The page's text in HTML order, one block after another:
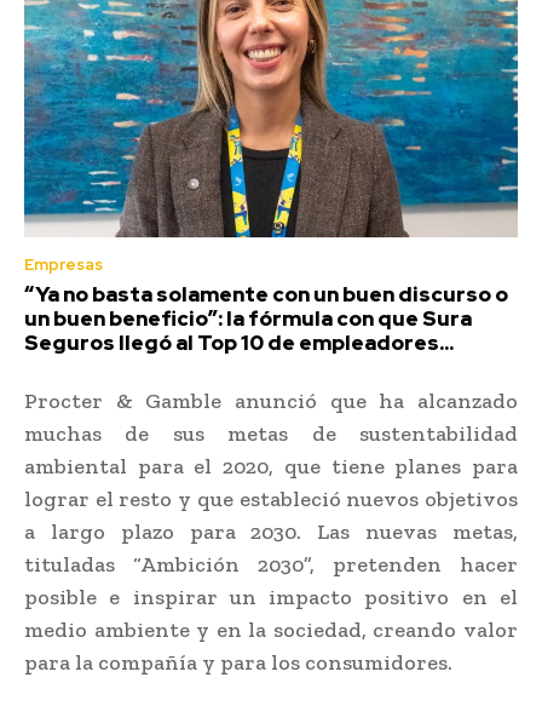
Empresas
“Ya no basta solamente con un buen discurso o
un buen beneficio”: la fórmula con que Sura
Seguros llegó al Top 10 de empleadores...
Procter & Gamble anunció que ha alcanzado
muchas de sus metas de sustentabilidad
ambiental para el 2020, que tiene planes para
lograr el resto y que estableció nuevos objetivos
a largo plazo para 2030. Las nuevas metas,
tituladas “Ambición 2030”, pretenden hacer
posible e inspirar un impacto positivo en el
medio ambiente y en la sociedad, creando valor
para la compañía y para los consumidores.